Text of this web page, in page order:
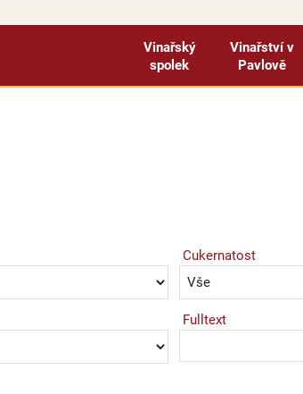
Vinařský
spolek
Vinařství v
Pavlově
Cukernatost
Fulltext